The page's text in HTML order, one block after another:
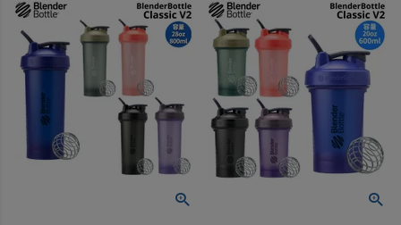
検索
商品が見つからない方はこちら